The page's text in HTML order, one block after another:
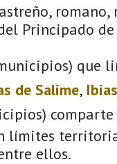
Principado
que
de Salime, Ibias
límites
ellos.